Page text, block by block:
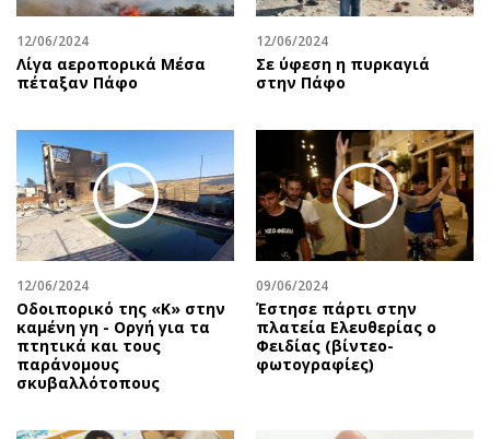
12/06/2024
Λίγα αεροπορικά Μέσα
πέταξαν Πάφο
12/06/2024
Σε ύφεση η πυρκαγιά
στην Πάφο
12/06/2024
Οδοιπορικό της «Κ» στην
καμένη γη - Οργή για τα
πτητικά και τους
παράνομους
σκυβαλλότοπους
09/06/2024
Έστησε πάρτι στην
πλατεία Ελευθερίας ο
Φειδίας (βίντεο-
φωτογραφίες)